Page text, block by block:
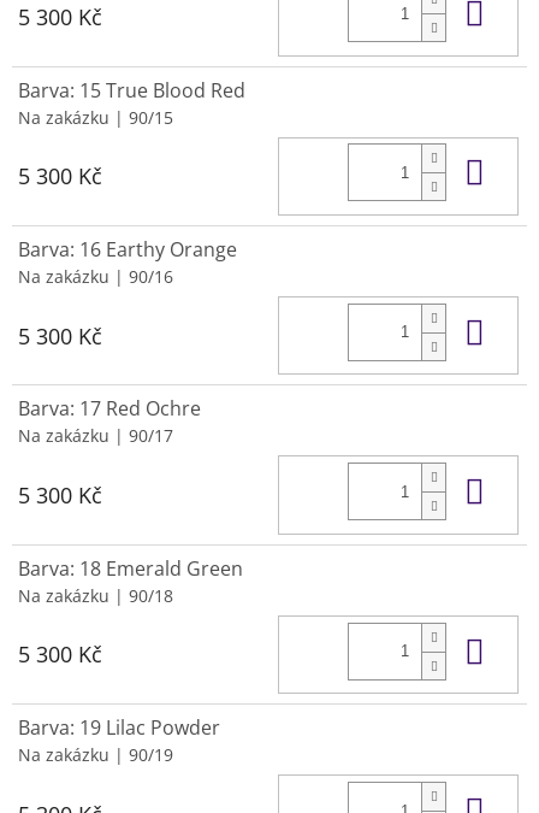
5 300 Kč
Barva: 15 True Blood Red
Na zakázku | 90/15
5 300 Kč
Barva: 16 Earthy Orange
Na zakázku | 90/16
5 300 Kč
Barva: 17 Red Ochre
Na zakázku | 90/17
5 300 Kč
Barva: 18 Emerald Green
Na zakázku | 90/18
5 300 Kč
Barva: 19 Lilac Powder
Na zakázku | 90/19